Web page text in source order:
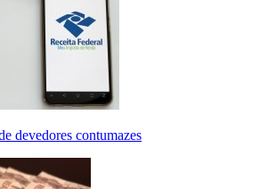
devedores contumazes